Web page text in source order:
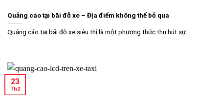
Quảng cáo tại bãi đỗ xe – Địa điểm không thể bỏ qua
Quảng cáo tại bãi đỗ xe siêu thị là một phương thức thu hút sự...
23
Th2